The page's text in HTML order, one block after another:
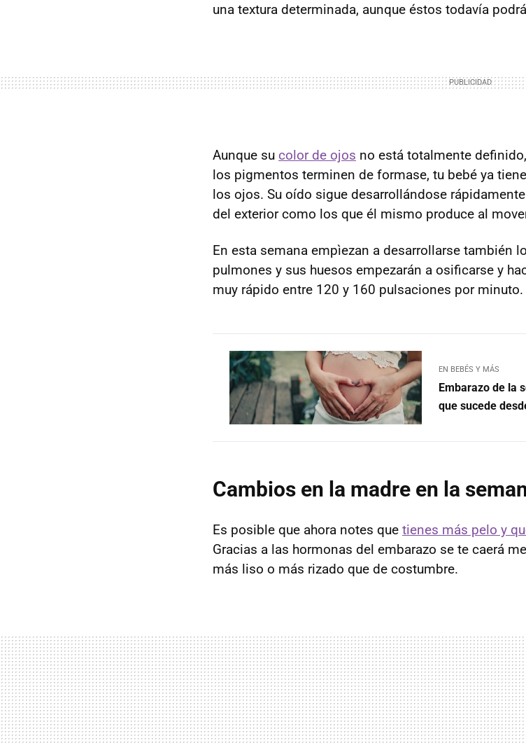
una textura determinada, aunque éstos todavía
Aunque su color de ojos no está totalmente
los pigmentos terminen de formase, tu bebé ya
los ojos. Su oído sigue desarrollándose
del exterior como los que él mismo produce al
En esta semana empìezan a desarrollarse también
pulmones y sus huesos empezarán a osificarse y
muy rápido entre 120 y 160 pulsaciones por minuto.
EN BEBÉS Y MÁS
Embarazo de la
que sucede
Cambios en la madre en la
Es posible que ahora notes que tienes más pelo y
Gracias a las hormonas del embarazo se te caerá
más liso o más rizado que de costumbre.